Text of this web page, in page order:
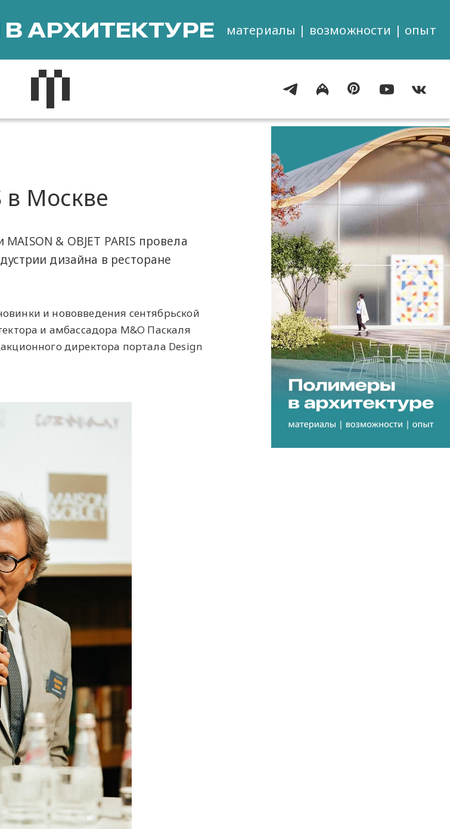
АРХИТЕКТУРЕ материалы | возможности | опыт
в Москве
& OBJET PARIS провела
дизайна в ресторане
и нововведения сентябрьской
и амбассадора M&O Паскаля
директора портала Design